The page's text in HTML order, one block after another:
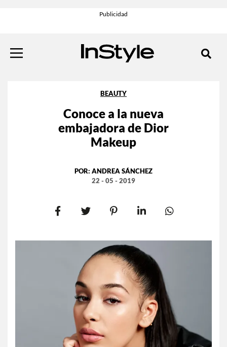
BEAUTY
Conoce a la nueva
embajadora de Dior
Makeup
POR: ANDREA SÁNCHEZ
22 - 05 - 2019